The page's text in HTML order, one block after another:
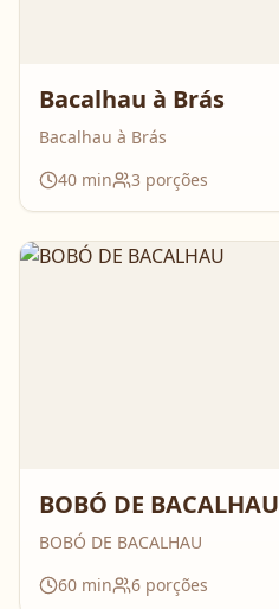
Bacalhau à Brás
Bacalhau à Brás
40 min 3 porções
BOBÓ DE BACALHAU
BOBÓ DE BACALHAU
60 min 6 porções